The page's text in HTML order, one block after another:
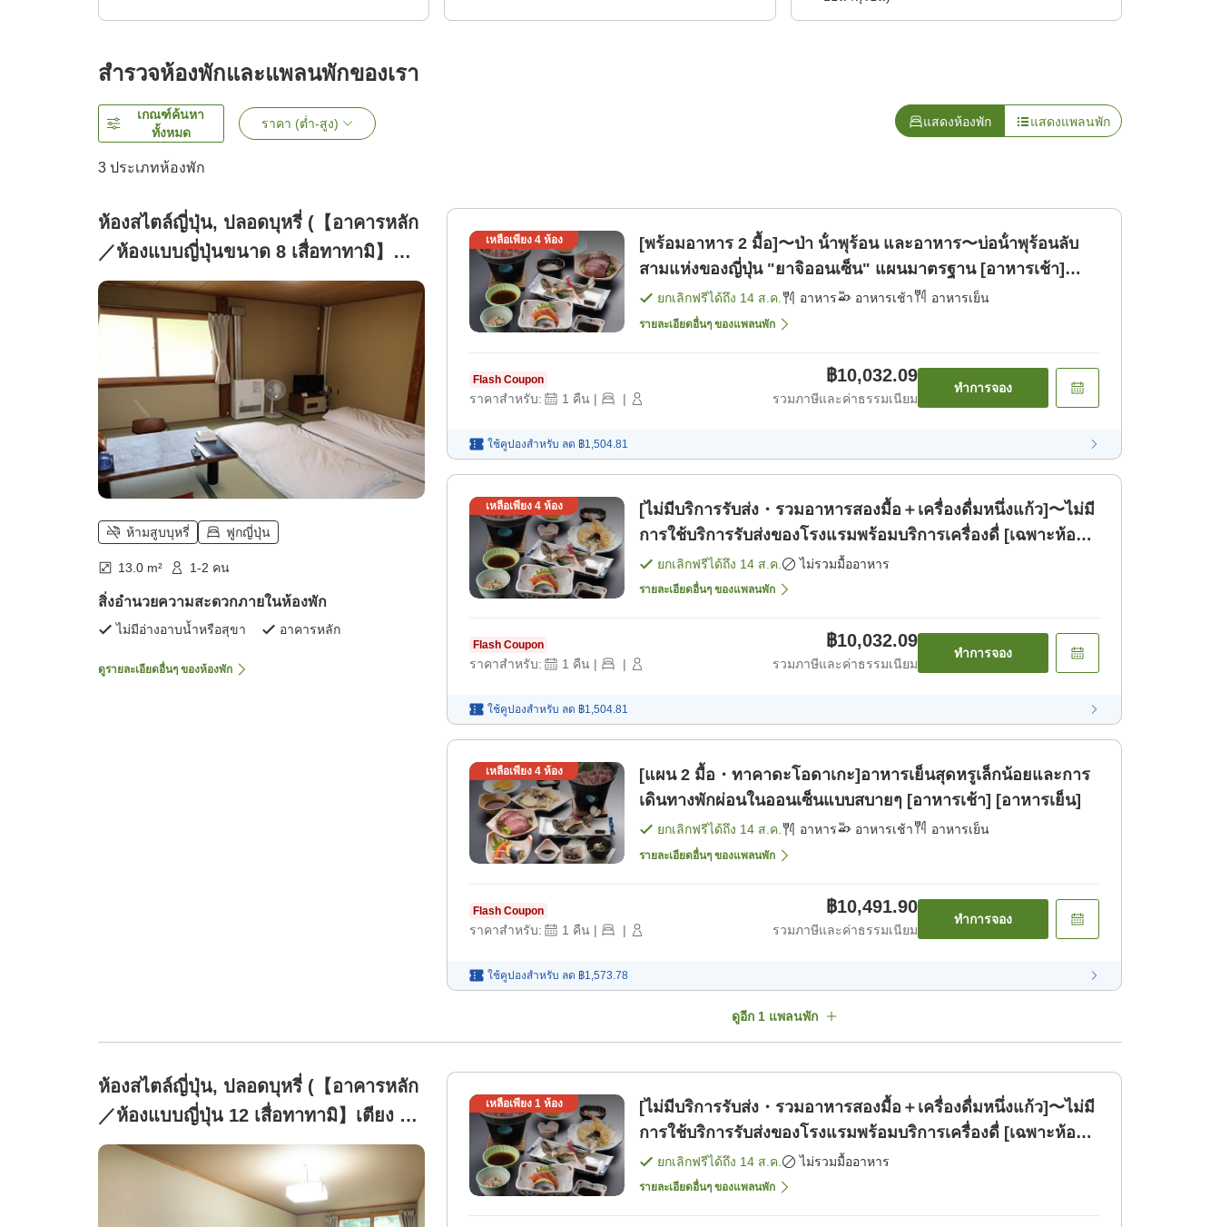
สำรวจห้องพักและแพลนพักของเรา
เกณฑ์ค้นหา
ทั้งหมด
ราคา (ต่ำ-สูง) แสดงห้องพัก แสดงแพลนพัก
3 ประเภทห้องพัก
ห้องสไตล์ญี่ปุ่น, ปลอดบุหรี่ (【อาคารหลัก
／ห้องแบบญี่ปุ่นขนาด 8 เสื่อทาทามิ】
ไม่มีห้องน้ำส่วนตัวและอ่างล้างหน้า)
ห้ามสูบบุหรี่ ฟูกญี่ปุ่น
13.0 m² 1-2 คน
สิ่งอำนวยความสะดวกภายในห้องพัก
ไม่มีอ่างอาบน้ำหรือสุขา อาคารหลัก
ดูรายละเอียดอื่นๆ ของห้องพัก
เหลือเพียง 4ห้อง
[พร้อมอาหาร 2 มื้อ]〜ป่า น้ําพุร้อน และอาหาร〜บ่อน้ําพุร้อนลับ
สามแห่งของญี่ปุ่น "ยาจิออนเซ็น" แผนมาตรฐาน [อาหารเช้า]
[อาหารเย็น]
ยกเลิกฟรีได้ถึง 14 ส.ค. อาหาร อาหารเช้า อาหารเย็น
รายละเอียดอื่นๆ ของแพลนพัก
Flash Coupon
ราคาสำหรับ: 1 คืน | |
฿10,032.09
รวมภาษีและค่าธรรมเนียม
ทำการจอง
ใช้คูปองสำหรับ ลด ฿1,504.81
เหลือเพียง 4ห้อง
[ไม่มีบริการรับส่ง・รวมอาหารสองมื้อ＋เครื่องดื่มหนึ่งแก้ว]〜ไม่มี
การใช้บริการรับส่งของโรงแรมพร้อมบริการเครื่องดื่ [เฉพาะห้อง
พัก]ยกเลิกฟรีได้ถึง 14 ส.ค. ไม่รวมมื้ออาหาร
รายละเอียดอื่นๆ ของแพลนพัก
Flash Coupon
ราคาสำหรับ: 1 คืน | |
฿10,032.09
รวมภาษีและค่าธรรมเนียม
ทำการจอง
ใช้คูปองสำหรับ ลด ฿1,504.81
เหลือเพียง 4ห้อง
[แผน 2 มื้อ・ทาคาดะโอดาเกะ]อาหารเย็นสุดหรูเล็กน้อยและการ
เดินทางพักผ่อนในออนเซ็นแบบสบายๆ [อาหารเช้า] [อาหารเย็น]
ยกเลิกฟรีได้ถึง 14 ส.ค. อาหาร อาหารเช้า อาหารเย็น
รายละเอียดอื่นๆ ของแพลนพัก
Flash Coupon
ราคาสำหรับ: 1 คืน | |
฿10,491.90
รวมภาษีและค่าธรรมเนียม
ทำการจอง
ใช้คูปองสำหรับ ลด ฿1,573.78
ดูอีก 1แพลนพัก
ห้องสไตล์ญี่ปุ่น, ปลอดบุหรี่ (【อาคารหลัก
／ห้องแบบญี่ปุ่น 12 เสื่อทาทามิ】เตียง 2
เตียง◆ไม่มีห้องน้ำส่วนตัว・ไม่มี
อ่างล้างหน้า)
เหลือเพียง 1ห้อง
[ไม่มีบริการรับส่ง・รวมอาหารสองมื้อ＋เครื่องดื่มหนึ่งแก้ว]〜ไม่มี
การใช้บริการรับส่งของโรงแรมพร้อมบริการเครื่องดื่ [เฉพาะห้อง
พัก]ยกเลิกฟรีได้ถึง 14 ส.ค. ไม่รวมมื้ออาหาร
รายละเอียดอื่นๆ ของแพลนพัก